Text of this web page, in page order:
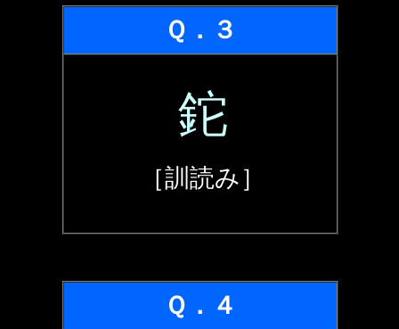
Ｑ．３
鉈
［訓読み］
Ｑ．４